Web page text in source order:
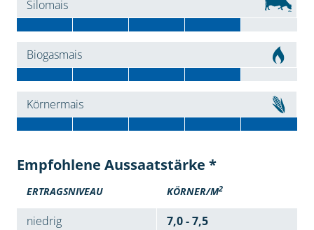
Silomais
Biogasmais
Körnermais
Empfohlene Aussaatstärke *
ERTRAGSNIVEAU KÖRNER/M2
niedrig
7,0 - 7,5